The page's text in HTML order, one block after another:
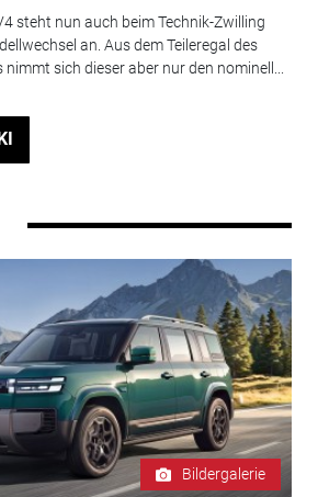
steht nun auch beim Technik-Zwilling
an. Aus dem Teileregal des
sich dieser aber nur den nominell...
Bildergalerie